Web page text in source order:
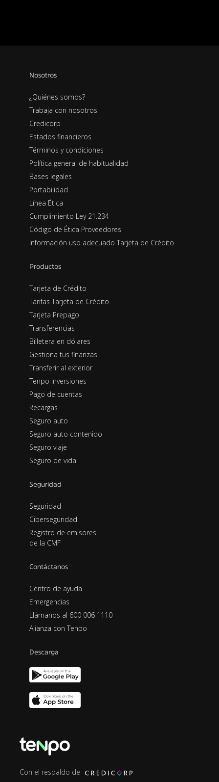
Nosotros
¿Quiénes somos?
Trabaja con nosotros
Credicorp
Estados financieros
Términos y condiciones
Política general de habitualidad
Bases legales
Portabilidad
Línea Ética
Cumplimiento Ley 21.234
Código de Ética Proveedores
Información uso adecuado Tarjeta de Crédito
Productos
Tarjeta de Crédito
Tarifas Tarjeta de Crédito
Tarjeta Prepago
Transferencias
Billetera en dólares
Gestiona tus finanzas
Transferir al exterior
Tenpo inversiones
Pago de cuentas
Recargas
Seguro auto
Seguro auto contenido
Seguro viaje
Seguro de vida
Seguridad
Seguridad
Ciberseguridad
Registro de emisores
de la CMF
Contáctanos
Centro de ayuda
Emergencias
Llámanos al 600 006 1110
Alianza con Tenpo
Descarga
Con el respaldo de